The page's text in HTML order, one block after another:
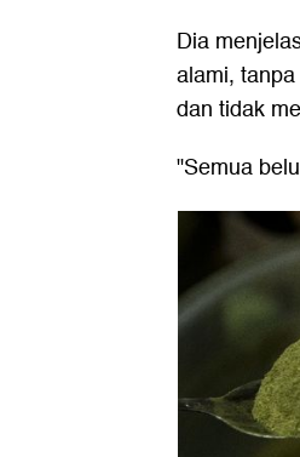
Dia
alami,
dan tidak
"Semua